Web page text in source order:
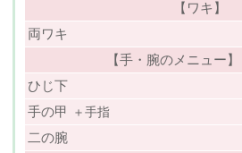
【ワキ】
両ワキ
【手・腕のメニュー】
ひじ下
手の甲
＋手指
二の腕